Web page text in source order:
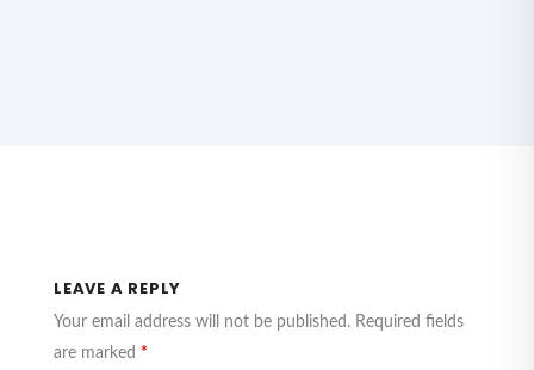
LEAVE A REPLY
Your email address will not be published. Required fields
are marked *